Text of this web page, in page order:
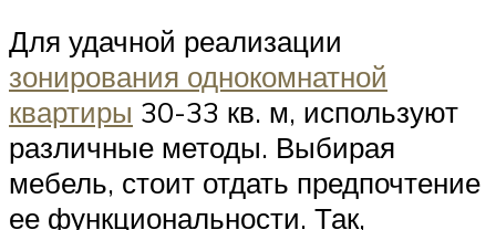
Для удачной реализации
зонирования однокомнатной
квартиры 30-33 кв. м, используют
различные методы. Выбирая
мебель, стоит отдать предпочтение
ее функциональности. Так,